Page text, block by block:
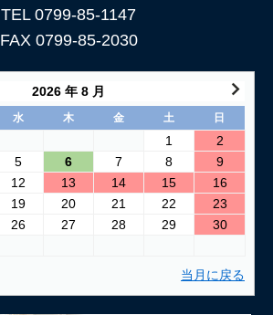
TEL 0799-85-1147
FAX 0799-85-2030
2026 年 8 月
水 木 金 土 日
1
2
5 6 7 8
9
12 13 14 15
16
19 20 21 22
23
26 27 28 29
30
当月に戻る